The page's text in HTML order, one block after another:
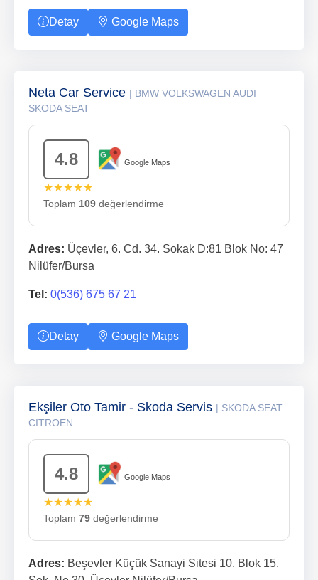
Detay Google Maps
Neta Car Service | BMW VOLKSWAGEN AUDI
SKODA SEAT
4.8 Google Maps
★★★★★
Toplam 109 değerlendirme
Adres: Üçevler, 6. Cd. 34. Sokak D:81 Blok No: 47
Nilüfer/Bursa
Tel: 0(536) 675 67 21
Detay Google Maps
Ekşiler Oto Tamir - Skoda Servis | SKODA SEAT
CITROEN
4.8 Google Maps
★★★★★
Toplam 79 değerlendirme
Adres: Beşevler Küçük Sanayi Sitesi 10. Blok 15.